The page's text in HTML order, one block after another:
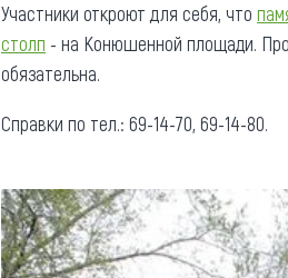
Участники откроют для себя, что
столп - на Конюшенной площади.
обязательна.
Справки по тел.: 69-14-70, 69-14-80.